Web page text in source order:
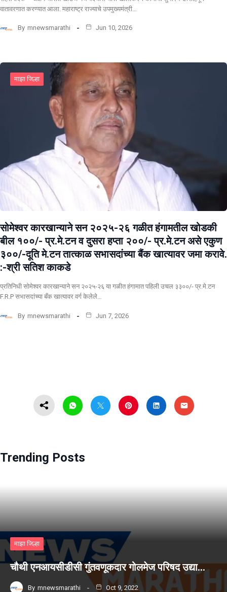
वातावरणात करण्यात आला. महाराष्ट्र राज्याचे उपमुख्यमंत्री…
By mnewsmarathi Jun 10, 2026
माझा जिल्हा
सोमेश्वर कारखान्याने सन २०२५-२६ गळीत हंगामतील खोडकी
बील १००/- प्र.मे.टन व दुसरा हप्ता २००/- प्र.मे.टन असे एकुण
३००/-दूति मे.टन तात्काळ सभासदांच्या बैंक खात्यावर जमा करावे.
:-श्री सतिश काकडे
प्रतिनिधी सोमेश्वर कारखान्याने सन २०२५-२६ या गळीत हंगामात पहिली उचल ३३००/- प्र.मे.टन
F.R.P सभासदांच्या बँक खात्यावर वर्ग केलेले…
By mnewsmarathi Jun 7, 2026
Trending Posts
माझा जिल्हा
चौथी एनआयसीडीसी गुंतवणूकदार गोलमेज परिषद उद्या…
By mnewsmarathi Oct 9, 2022